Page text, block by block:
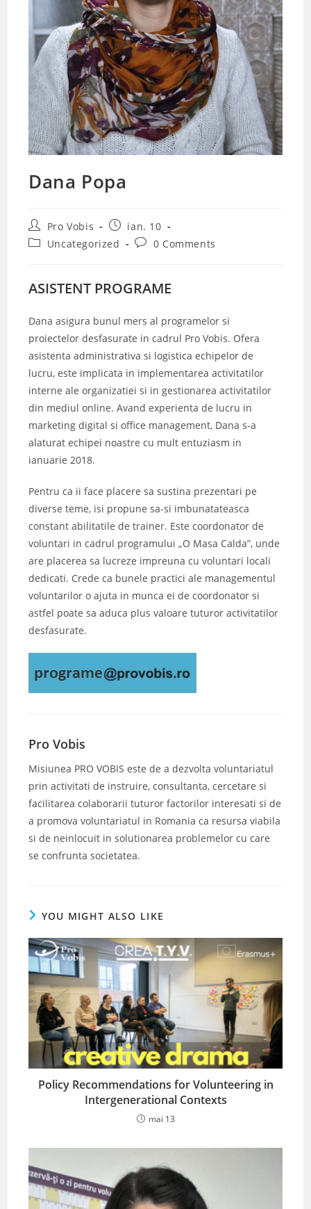
Dana Popa
Post
author:
Pro Vobis
Post
published:
ian. 10
PostUncategorized
Post0 Comments
ASISTENT PROGRAME
Dana asigura bunul mers al programelor si
proiectelor desfasurate in cadrul Pro Vobis. Ofera
asistenta administrativa si logistica echipelor de
lucru, este implicata in implementarea activitatilor
interne ale organizatiei si in gestionarea activitatilor
din mediul online. Avand experienta de lucru in
marketing digital si office management, Dana s-a
alaturat echipei noastre cu mult entuziasm in
ianuarie 2018.
Pentru ca ii face placere sa sustina prezentari pe
diverse teme, isi propune sa-si imbunatateasca
constant abilitatile de trainer. Este coordonator de
voluntari in cadrul programului „O Masa Calda”, unde
are placerea sa lucreze impreuna cu voluntari locali
dedicati. Crede ca bunele practici ale managementul
voluntarilor o ajuta in munca ei de coordonator si
astfel poate sa aduca plus valoare tuturor activitatilor
desfasurate.
Pro Vobis
Misiunea PRO VOBIS este de a dezvolta voluntariatul
prin activitati de instruire, consultanta, cercetare si
facilitarea colaborarii tuturor factorilor interesati si de
a promova voluntariatul in Romania ca resursa viabila
si de neinlocuit in solutionarea problemelor cu care
se confrunta societatea.
YOU MIGHT ALSO LIKE
Policy Recommendations for Volunteering in
Intergenerational Contexts
mai 13